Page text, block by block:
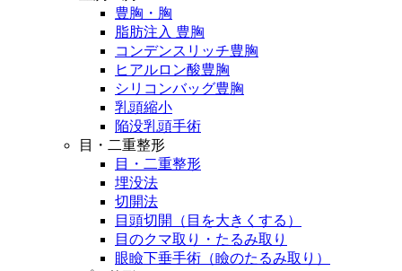
豊胸・胸
脂肪注入 豊胸
コンデンスリッチ豊胸
ヒアルロン酸豊胸
シリコンバッグ豊胸
乳頭縮小
陥没乳頭手術
目・二重整形
目・二重整形
埋没法
切開法
目頭切開（目を大きくする）
目のクマ取り・たるみ取り
眼瞼下垂手術（瞼のたるみ取り）